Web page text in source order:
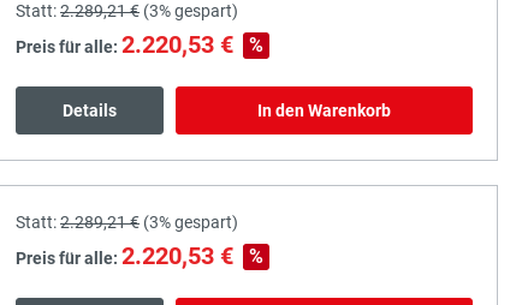
Statt:2.289,21 € (3%gespart)
Preis für alle: 2.220,53 € %
Details In den Warenkorb
Statt:2.289,21 € (3%gespart)
Preis für alle: 2.220,53 € %